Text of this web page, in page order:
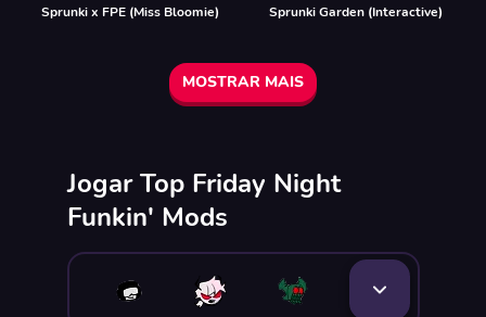
Sprunki x FPE (Miss Bloomie) Sprunki Garden (Interactive)
MOSTRAR MAIS
Jogar Top Friday Night
Funkin' Mods